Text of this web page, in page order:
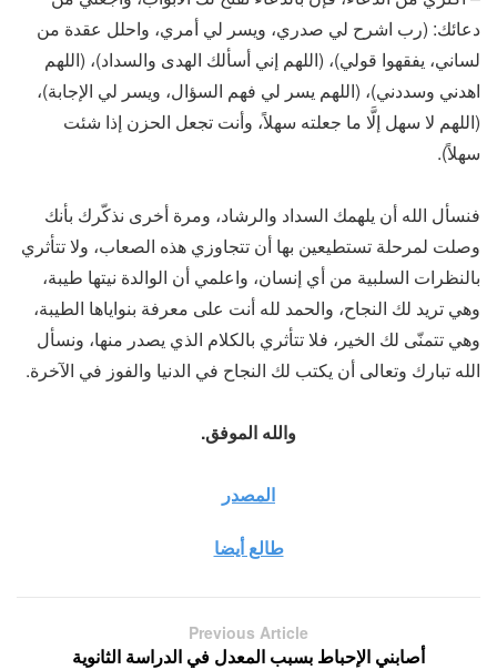
دعائك: (رب اشرح لي صدري، ويسر لي أمري، واحلل عقدة من
لساني، يفقهوا قولي)، (اللهم إني أسألك الهدى والسداد)، (اللهم
اهدني وسددني)، (اللهم يسر لي فهم السؤال، ويسر لي الإجابة)،
(اللهم لا سهل إلَّا ما جعلته سهلاً، وأنت تجعل الحزن إذا شئت
سهلاً).
فنسأل الله أن يلهمك السداد والرشاد، ومرة أخرى نذكّرك بأنك
وصلت لمرحلة تستطيعين بها أن تتجاوزي هذه الصعاب، ولا تتأثري
بالنظرات السلبية من أي إنسان، واعلمي أن الوالدة نيتها طيبة،
وهي تريد لك النجاح، والحمد لله أنت على معرفة بنواياها الطيبة،
وهي تتمنّى لك الخير، فلا تتأثري بالكلام الذي يصدر منها، ونسأل
الله تبارك وتعالى أن يكتب لك النجاح في الدنيا والفوز في الآخرة.
والله الموفق.
المصدر
طالع أيضا
Previous Article
أصابني الإحباط بسبب المعدل في الدراسة الثانوية